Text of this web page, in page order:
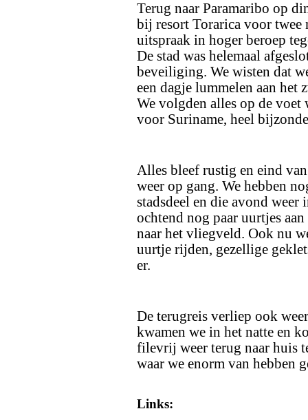
Terug naar Paramaribo op
bij resort Torarica voor twee
uitspraak in hoger beroep
De stad was helemaal
beveiliging. We wisten dat
een dagje lummelen aan het
We volgden alles op de voet
voor Suriname, heel
Alles bleef rustig en eind
weer op gang. We hebben
stadsdeel en die avond weer
ochtend nog paar uurtjes
naar het vliegveld. Ook nu
uurtje rijden, gezellige
er.
De terugreis verliep ook
kwamen we in het natte en
filevrij weer terug naar huis
waar we enorm van hebben
Links: